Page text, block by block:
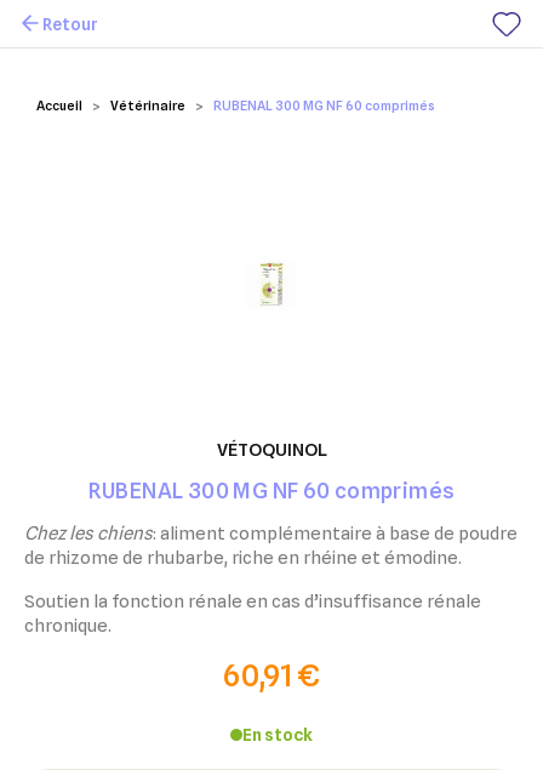
Mes favoris
Accueil Vétérinaire RUBENAL 300 MG NF 60 comprimés
Retour
VÉTOQUINOL
RUBENAL 300 MG NF 60 comprimés
Chez les chiens: aliment complémentaire à base de poudre
de rhizome de rhubarbe, riche en rhéine et émodine.
Soutien la fonction rénale en cas d’insuffisance rénale
chronique.
60,91 €
En stock